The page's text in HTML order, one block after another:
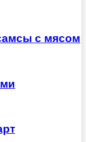
с мясом